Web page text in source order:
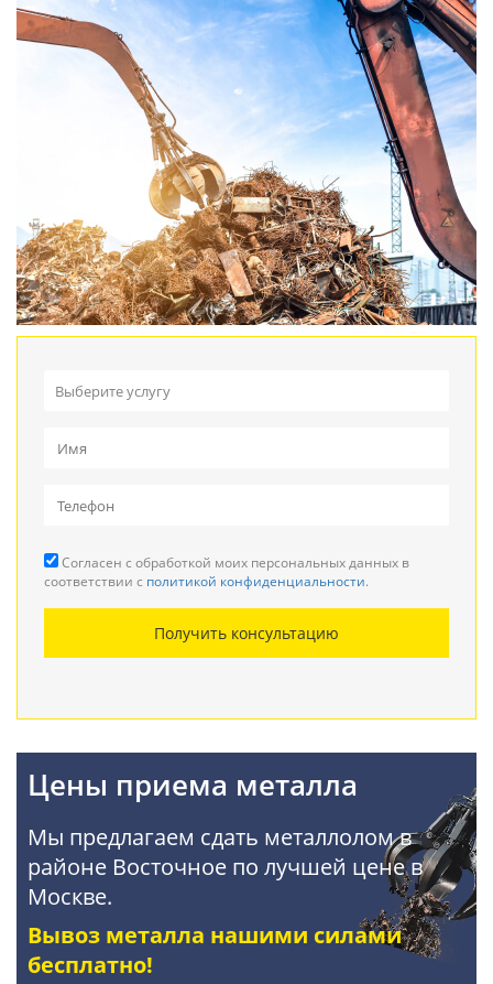
Выберите услугу
Прием кабеля
Резка металла
Демонтаж металлоконструкций
Покупка АКБ
Согласен с обработкой моих персональных данных в
соответствии с политикой конфиденциальности.
Получить консультацию
Цены приема металла
Мы предлагаем сдать металлолом в
районе Восточное по лучшей цене в
Москве.
Вывоз металла нашими силами
бесплатно!